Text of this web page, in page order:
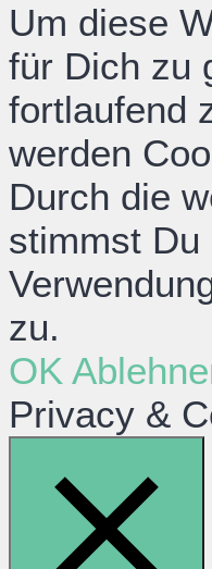
Um diese
für Dich zu
fortlaufend
werden
Durch die
stimmst Du
zu.
OK
Privacy &